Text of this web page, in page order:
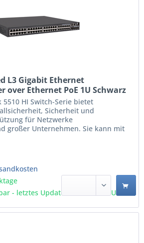
L3 Gigabit Ethernet
over Ethernet PoE 1U Schwarz
5510 HI Switch-Serie bietet
Sicherheit und
für Netzwerke
großer Unternehmen. Sie kann mit
ausfallsichere, sicherere und
- letztes Update 07.08 - 11:11 Uhr